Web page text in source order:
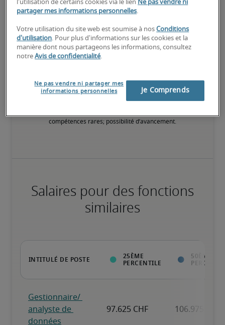
A suffisamment d’expérience pour exercer ses responsabilités au
quotidien sans supervision directe; est à l’aise avec les processus
et les objets attachés à ses fonctions.
75ème percentile
compétences rares; possibilité d’avancement.
Salaires pour des fonctions
similaires
l'utilisation de certains cookies via le lien Ne pas vendre ni
partager mes informations personnelles.
Votre utilisation du site web est soumise à nosConditions
d'utilisation. Pour plus d'informations sur les cookies et la
manière dont nous partageons les informations, consultez
notreAvis de confidentialité.
Ne pas vendre ni partager mes
informations personnelles
Je Comprends